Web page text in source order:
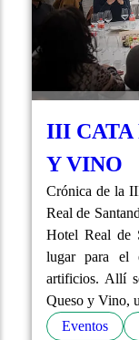
III CATA
Y VINO
Crónica de la
Real de
Hotel Real de
lugar para el
artificios. Allí
Queso y Vino,
Eventos